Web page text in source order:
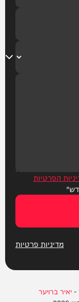
הפרטיות
מדיניות פרטיות
-יאיר ברויער